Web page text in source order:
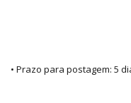
• Prazo para postagem: 5